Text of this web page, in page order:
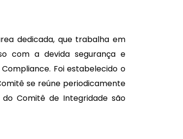
dedicada, que trabalha em
com a devida segurança e
Foi estabelecido o
se reúne periodicamente
Comitê de Integridade são